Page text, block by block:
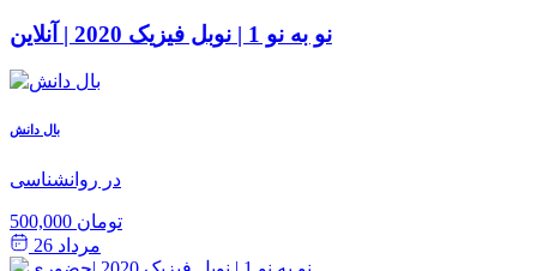
نو به نو 1 | نوبل فیزیک 2020 | آنلاین
بال دانش
در روانشناسی
500,000 تومان
مرداد 26